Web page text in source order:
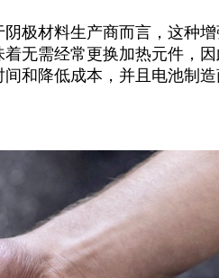
阴极材料生产商而言，这种
着无需经常更换加热元件，
间和降低成本 ，并且 电池制